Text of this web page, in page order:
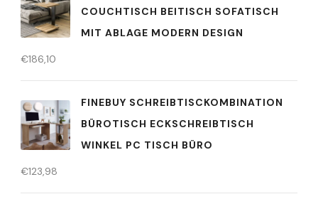
COUCHTISCH BEITISCH SOFATISCH
MIT ABLAGE MODERN DESIGN
€186,10
FINEBUY SCHREIBTISCKOMBINATION
BÜROTISCH ECKSCHREIBTISCH
WINKEL PC TISCH BÜRO
€123,98